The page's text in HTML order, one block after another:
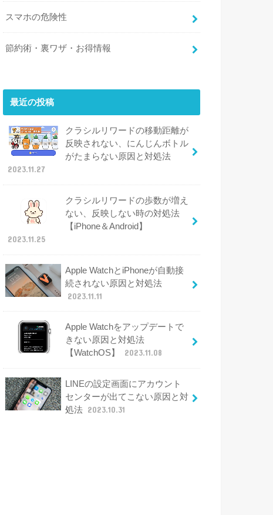
スマホの危険性
節約術・裏ワザ・お得情報
最近の投稿
クラシルリワードの移動距離が
反映されない、にんじんボトル
がたまらない原因と対処法
2023.11.27
クラシルリワードの歩数が増え
ない、反映しない時の対処法
【iPhone＆Android】
2023.11.25
Apple WatchとiPhoneが自動接
続されない原因と対処法
2023.11.11
Apple Watchをアップデートで
きない原因と対処法
【WatchOS】
2023.11.08
LINEの設定画面にアカウント
センターが出てこない原因と対
処法 2023.10.31